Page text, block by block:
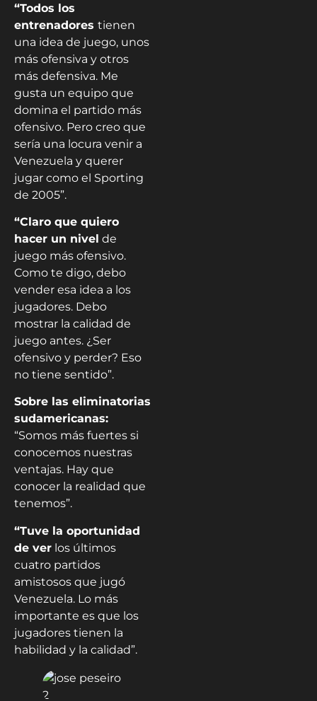
“Todos los
entrenadores tienen
una idea de juego, unos
más ofensiva y otros
más defensiva. Me
gusta un equipo que
domina el partido más
ofensivo. Pero creo que
sería una locura venir a
Venezuela y querer
jugar como el Sporting
de 2005”.
“Claro que quiero
hacer un nivel de
juego más ofensivo.
Como te digo, debo
vender esa idea a los
jugadores. Debo
mostrar la calidad de
juego antes. ¿Ser
ofensivo y perder? Eso
no tiene sentido”.
Sobre las eliminatorias
sudamericanas:
“Somos más fuertes si
conocemos nuestras
ventajas. Hay que
conocer la realidad que
tenemos”.
“Tuve la oportunidad
de ver los últimos
cuatro partidos
amistosos que jugó
Venezuela. Lo más
importante es que los
jugadores tienen la
habilidad y la calidad”.